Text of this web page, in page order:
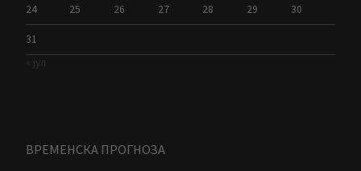
24 25 26 27 28 29 30
31
« јул
ВРЕМЕНСКА ПРОГНОЗА